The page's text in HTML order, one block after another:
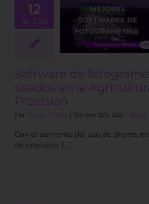
12
02, 2021
de
en la
de
Software de
usados en la
Precisión
Por Gladys Toribio | febrero 12th, 2021 | BLOG
Con el aumento del uso de drones
de precisión, […]